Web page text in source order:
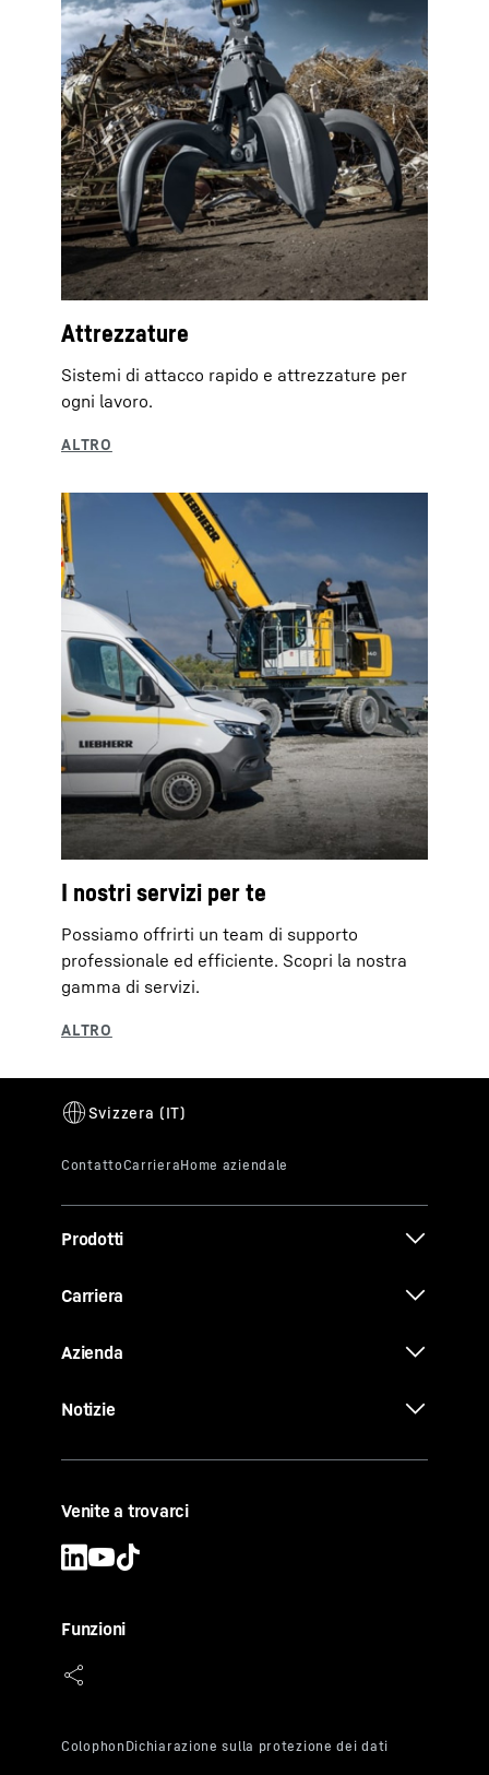
Attrezzature
Sistemi di attacco rapido e attrezzature per
ogni lavoro.
I nostri servizi per te
Possiamo offrirti un team di supporto
professionale ed efficiente. Scopri la nostra
gamma di servizi.
Prodotti
Carriera
Azienda
Notizie
Venite a trovarci
Funzioni